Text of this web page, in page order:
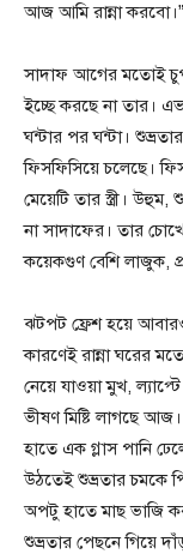
আজ আমি রান্না করবো।”
সাদাফ আগের মতোই
ইচ্ছে করছে না তার।
ঘন্টার পর ঘন্টা।
ফিসফিসিয়ে চলেছে।
মেয়েটি তার স্ত্রী।
না সাদাফের। তার
কয়েকগুণ বেশি লাজুক,
ঝটপট ফ্রেশ হয়ে
কারণেই রান্না ঘরের
নেয়ে যাওয়া মুখ,
ভীষণ মিষ্টি লাগছে
হাতে এক গ্লাস পানি
উঠতেই শুভ্রতার চমকে
অপটু হাতে মাছ ভাজি
শুভ্রতার পেছনে গিয়ে